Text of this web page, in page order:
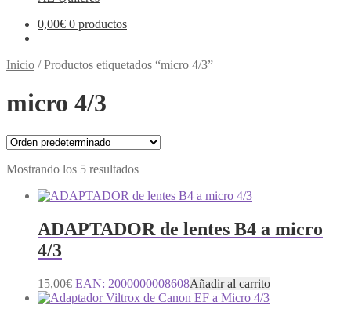
0,00€ 0 productos
Inicio /Productos etiquetados “micro 4/3”
micro 4/3
Mostrando los 5 resultados
ADAPTADOR de lentes B4 a micro
4/3
15,00€ EAN: 2000000008608Añadir al carrito